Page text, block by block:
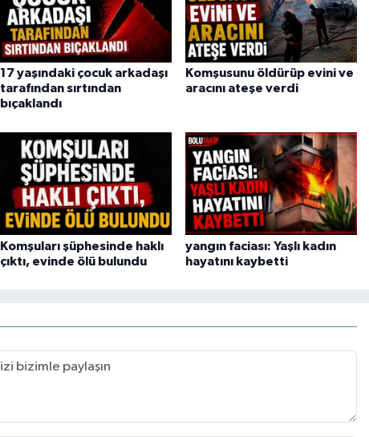
17 yaşındaki çocuk arkadaşı
tarafından sırtından
bıçaklandı
Komşusunu öldürüp evini ve
aracını ateşe verdi
Komşuları şüphesinde haklı
çıktı, evinde ölü bulundu
yangın faciası: Yaşlı kadın
hayatını kaybetti